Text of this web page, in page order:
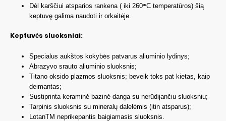
Dėl karščiui atsparios rankena ( iki 260°C temperatūros) šią
keptuvę galima naudoti ir orkaitėje.
Keptuvės sluoksniai:
Specialus aukštos kokybės patvarus aliuminio lydinys;
Abrazyvo srauto aliuminio sluoksnis;
Titano oksido plazmos sluoksnis; beveik toks pat kietas, kaip
deimantas;
Sustiprinta keraminė bazinė danga su nerūdijančiu sluoksniu;
Tarpinis sluoksnis su mineralų dalelėmis (itin atsparus);
LotanTM neprikepantis baigiamasis sluoksnis.